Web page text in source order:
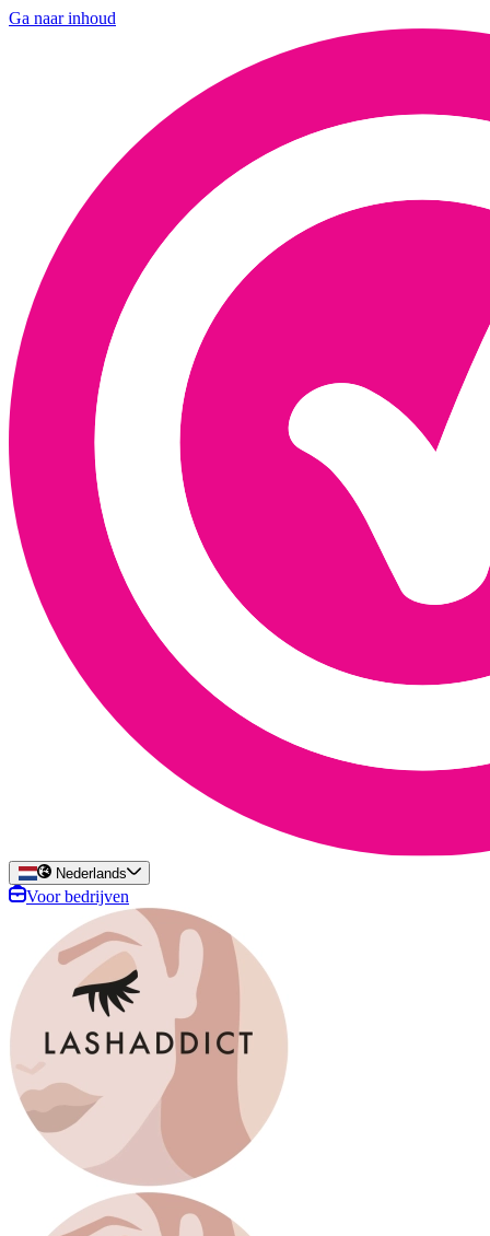
Ga naar inhoud
Nederlands
Voor bedrijven